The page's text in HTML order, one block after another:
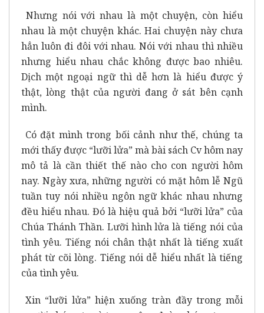
Nhưng nói với nhau là một chuyện, còn hiểu
nhau là một chuyện khác. Hai chuyện này chưa
hẳn luôn đi đôi với nhau. Nói với nhau thì nhiều
nhưng hiểu nhau chắc không được bao nhiêu.
Dịch một ngoại ngữ thì dễ hơn là hiểu được ý
thật, lòng thật của người đang ở sát bên cạnh
mình.
Có đặt mình trong bối cảnh như thế, chúng ta
mới thấy được “lưỡi lửa” mà bài sách Cv hôm nay
mô tả là cần thiết thế nào cho con người hôm
nay. Ngày xưa, những người có mặt hôm lễ Ngũ
tuần tuy nói nhiều ngôn ngữ khác nhau nhưng
đều hiểu nhau. Đó là hiệu quả bởi “lưỡi lửa” của
Chúa Thánh Thần. Lưỡi hình lửa là tiếng nói của
tình yêu. Tiếng nói chân thật nhất là tiếng xuất
phát từ cõi lòng. Tiếng nói dễ hiểu nhất là tiếng
của tình yêu.
Xin “lưỡi lửa” hiện xuống tràn đầy trong mỗi